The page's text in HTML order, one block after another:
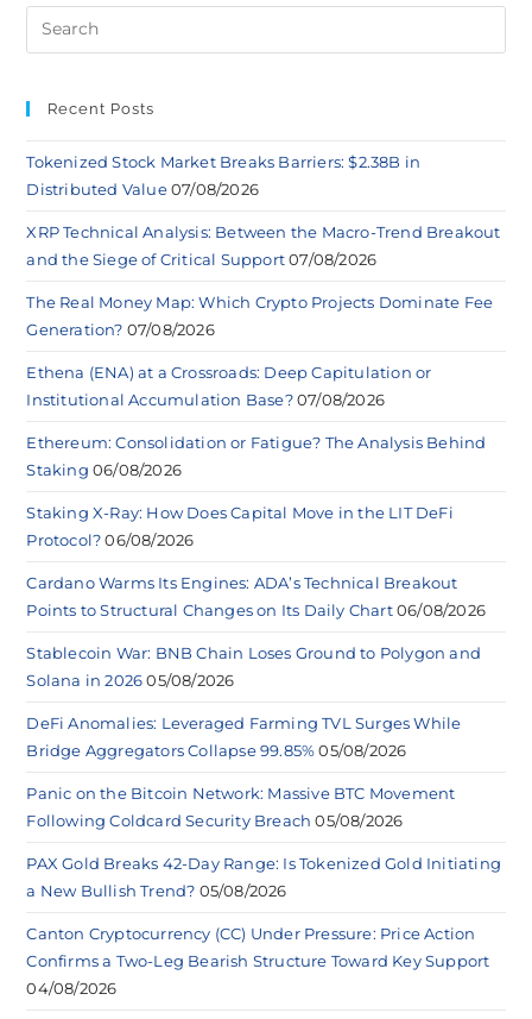
Recent Posts
Tokenized Stock Market Breaks Barriers: $2.38B in
Distributed Value 07/08/2026
XRP Technical Analysis: Between the Macro-Trend Breakout
and the Siege of Critical Support 07/08/2026
The Real Money Map: Which Crypto Projects Dominate Fee
Generation? 07/08/2026
Ethena (ENA) at a Crossroads: Deep Capitulation or
Institutional Accumulation Base? 07/08/2026
Ethereum: Consolidation or Fatigue? The Analysis Behind
Staking 06/08/2026
Staking X-Ray: How Does Capital Move in the LIT DeFi
Protocol? 06/08/2026
Cardano Warms Its Engines: ADA’s Technical Breakout
Points to Structural Changes on Its Daily Chart 06/08/2026
Stablecoin War: BNB Chain Loses Ground to Polygon and
Solana in 2026 05/08/2026
DeFi Anomalies: Leveraged Farming TVL Surges While
Bridge Aggregators Collapse 99.85% 05/08/2026
Panic on the Bitcoin Network: Massive BTC Movement
Following Coldcard Security Breach 05/08/2026
PAX Gold Breaks 42-Day Range: Is Tokenized Gold Initiating
a New Bullish Trend? 05/08/2026
Canton Cryptocurrency (CC) Under Pressure: Price Action
Confirms a Two-Leg Bearish Structure Toward Key Support
04/08/2026